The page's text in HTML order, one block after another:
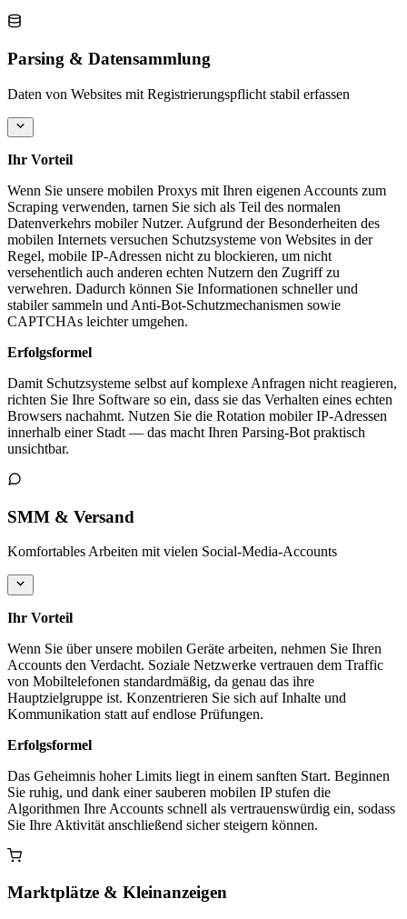
Parsing & Datensammlung
Daten von Websites mit Registrierungspflicht stabil erfassen
Ihr Vorteil
Wenn Sie unsere mobilen Proxys mit Ihren eigenen Accounts zum
Scraping verwenden, tarnen Sie sich als Teil des normalen
Datenverkehrs mobiler Nutzer. Aufgrund der Besonderheiten des
mobilen Internets versuchen Schutzsysteme von Websites in der
Regel, mobile IP-Adressen nicht zu blockieren, um nicht
versehentlich auch anderen echten Nutzern den Zugriff zu
verwehren. Dadurch können Sie Informationen schneller und
stabiler sammeln und Anti-Bot-Schutzmechanismen sowie
CAPTCHAs leichter umgehen.
Erfolgsformel
Damit Schutzsysteme selbst auf komplexe Anfragen nicht reagieren,
richten Sie Ihre Software so ein, dass sie das Verhalten eines echten
Browsers nachahmt. Nutzen Sie die Rotation mobiler IP-Adressen
innerhalb einer Stadt — das macht Ihren Parsing-Bot praktisch
unsichtbar.
SMM & Versand
Komfortables Arbeiten mit vielen Social-Media-Accounts
Ihr Vorteil
Wenn Sie über unsere mobilen Geräte arbeiten, nehmen Sie Ihren
Accounts den Verdacht. Soziale Netzwerke vertrauen dem Traffic
von Mobiltelefonen standardmäßig, da genau das ihre
Hauptzielgruppe ist. Konzentrieren Sie sich auf Inhalte und
Kommunikation statt auf endlose Prüfungen.
Erfolgsformel
Das Geheimnis hoher Limits liegt in einem sanften Start. Beginnen
Sie ruhig, und dank einer sauberen mobilen IP stufen die
Algorithmen Ihre Accounts schnell als vertrauenswürdig ein, sodass
Sie Ihre Aktivität anschließend sicher steigern können.
Marktplätze & Kleinanzeigen